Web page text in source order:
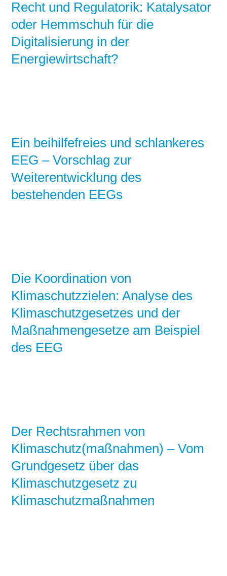
Recht und Regulatorik: Katalysator
oder Hemmschuh für die
Digitalisierung in der
Energiewirtschaft?
Ein beihilfefreies und schlankeres
EEG – Vorschlag zur
Weiterentwicklung des
bestehenden EEGs
Die Koordination von
Klimaschutzzielen: Analyse des
Klimaschutzgesetzes und der
Maßnahmengesetze am Beispiel
des EEG
Der Rechtsrahmen von
Klimaschutz(maßnahmen) – Vom
Grundgesetz über das
Klimaschutzgesetz zu
Klimaschutzmaßnahmen